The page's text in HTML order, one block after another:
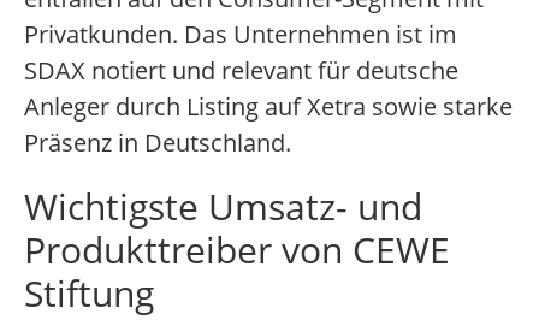
Privatkunden. Das Unternehmen ist im
SDAX notiert und relevant für deutsche
Anleger durch Listing auf Xetra sowie starke
Präsenz in Deutschland.
Wichtigste Umsatz- und
Produkttreiber von CEWE
Stiftung